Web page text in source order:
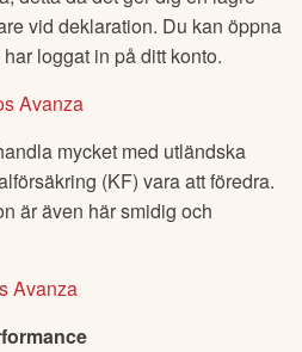
vid deklaration. Du kan öppna
loggat in på ditt konto.
Avanza
mycket med utländska
(KF) vara att föredra.
är även här smidig och
Avanza